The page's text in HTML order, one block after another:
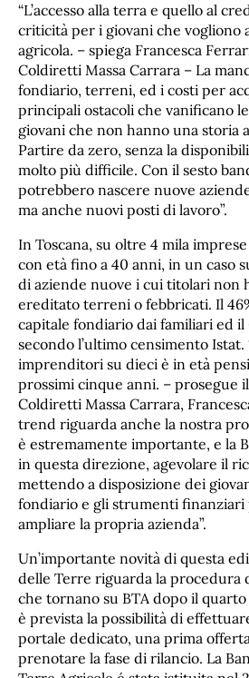
“L’accesso alla terra e quello al
criticità per i giovani che vogliono
agricola. – spiega Francesca
Coldiretti Massa Carrara – La
fondiario, terreni, ed i costi per
principali ostacoli che vanificano
giovani che non hanno una storia
Partire da zero, senza la
molto più difficile. Con il sesto
potrebbero nascere nuove
ma anche nuovi posti di lavoro”.
In Toscana, su oltre 4 mila
con età fino a 40 anni, in un caso
di aziende nuove i cui titolari non
ereditato terreni o febbricati. Il
capitale fondiario dai familiari ed
secondo l’ultimo censimento
imprenditori su dieci è in età
prossimi cinque anni. – prosegue
Coldiretti Massa Carrara,
trend riguarda anche la nostra
è estremamente importante, e la
in questa direzione, agevolare il
mettendo a disposizione dei
fondiario e gli strumenti
ampliare la propria azienda”.
Un’importante novità di questa
delle Terre riguarda la procedura
che tornano su BTA dopo il
è prevista la possibilità di
portale dedicato, una prima
prenotare la fase di rilancio. La